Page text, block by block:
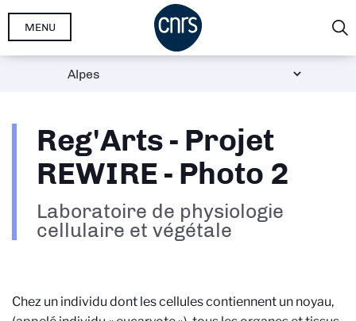
Aller
MENU
Reg'Arts - Projet
REWIRE - Photo 2
Laboratoire de physiologie
cellulaire et végétale
Chez un individu dont les cellules contiennent un noyau,